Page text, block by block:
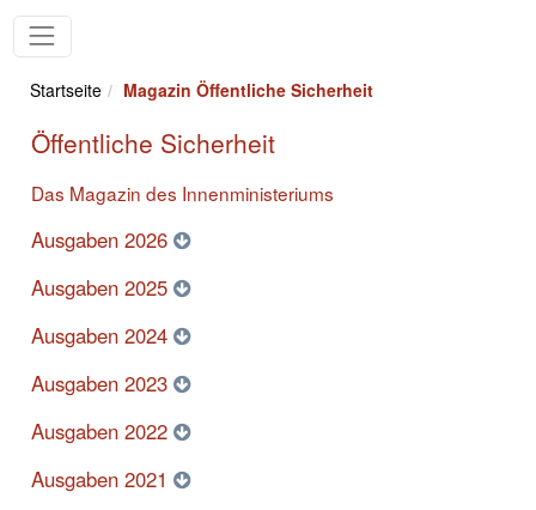
Startseite Magazin Öffentliche Sicherheit
Öffentliche Sicherheit
Das Magazin des Innenministeriums
Ausgaben 2026
Ausgaben 2025
Ausgaben 2024
Ausgaben 2023
Ausgaben 2022
Ausgaben 2021